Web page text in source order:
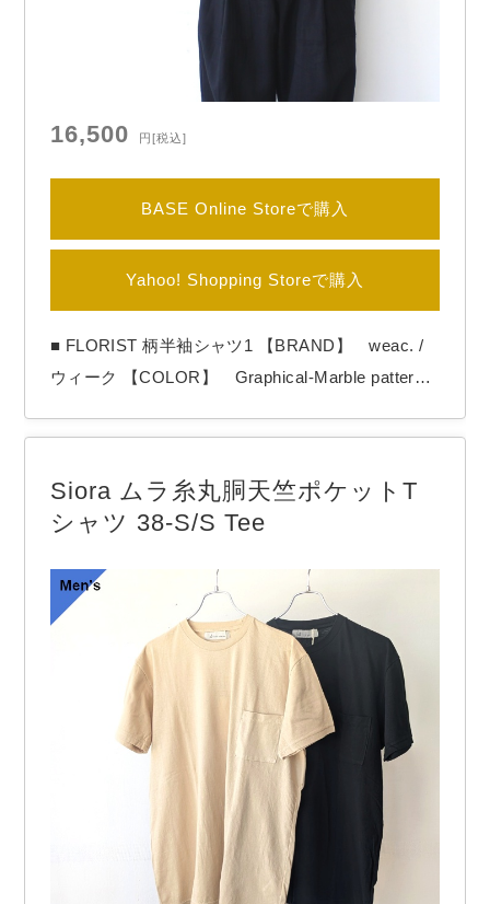
16,500 円[税込]
BASE Online Storeで購入
Yahoo! Shopping Storeで購入
■ FLORIST 柄半袖シャツ1 【BRAND】 weac. /
ウィーク 【COLOR】 Graphical-Marble pattern
独特な柄生地をチョイスすることで毎シーズン話
引く１枚。 マーブル調の中に四角な…
Siora ムラ糸丸胴天竺ポケットT
シャツ 38-S/S Tee